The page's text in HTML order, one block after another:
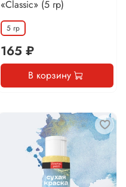
«Classic» (5 гр)
5 гр
165 ₽
В корзину